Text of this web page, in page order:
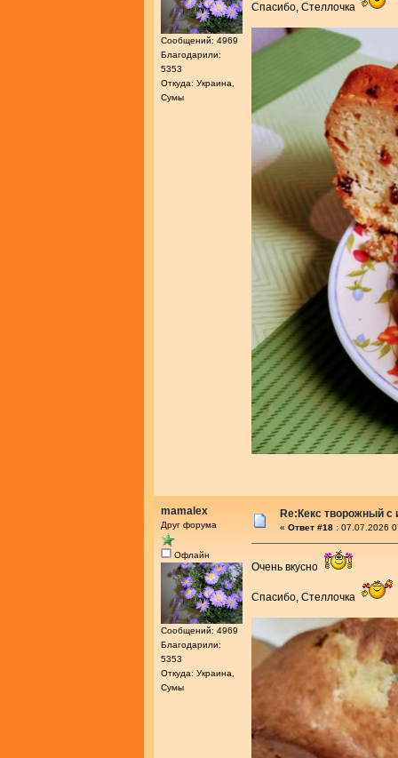
Сообщений: 4969
Благодарили:
5353
Откуда: Украина,
Сумы
Спасибо, Стеллочка
mamalex
Друг форума
Офлайн
Сообщений: 4969
Благодарили:
5353
Откуда: Украина,
Сумы
Re:Кекс творожный
« Ответ #18 : 07.07.2026
Очень вкусно
Спасибо, Стеллочка